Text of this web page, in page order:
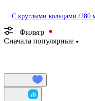
С круглыми кольцами /280
Фильтр
Сначала популярные